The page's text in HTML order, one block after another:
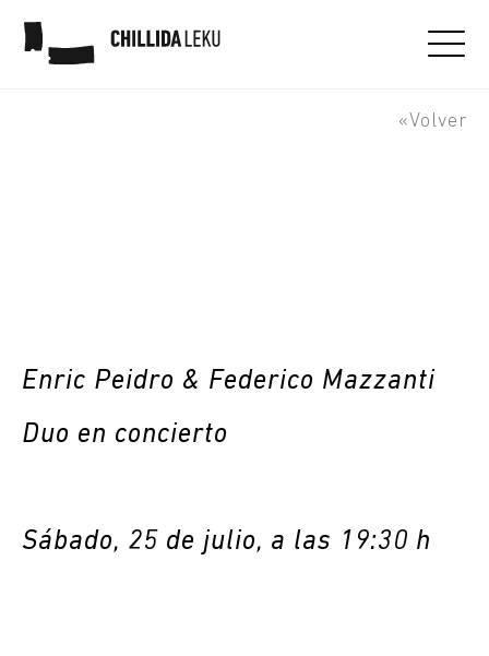
Jazzaldia - Enric Peidro &
«Volver
Enric Peidro & Federico Mazzanti
Duo en concierto
Sábado, 25 de julio, a las 19:30 h